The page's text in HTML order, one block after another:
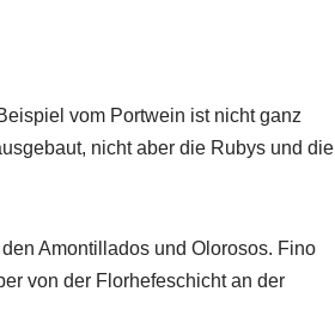
vom Portwein ist nicht ganz
nicht aber die Rubys und die
Amontillados und Olorosos. Fino
von der Florhefeschicht an der